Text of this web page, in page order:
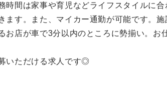
時間は家事や育児などライフスタイルに
ます。また、マイカー通勤が可能です。
お店が車で3分以内のところに勢揃い。お
いただける求人です◎